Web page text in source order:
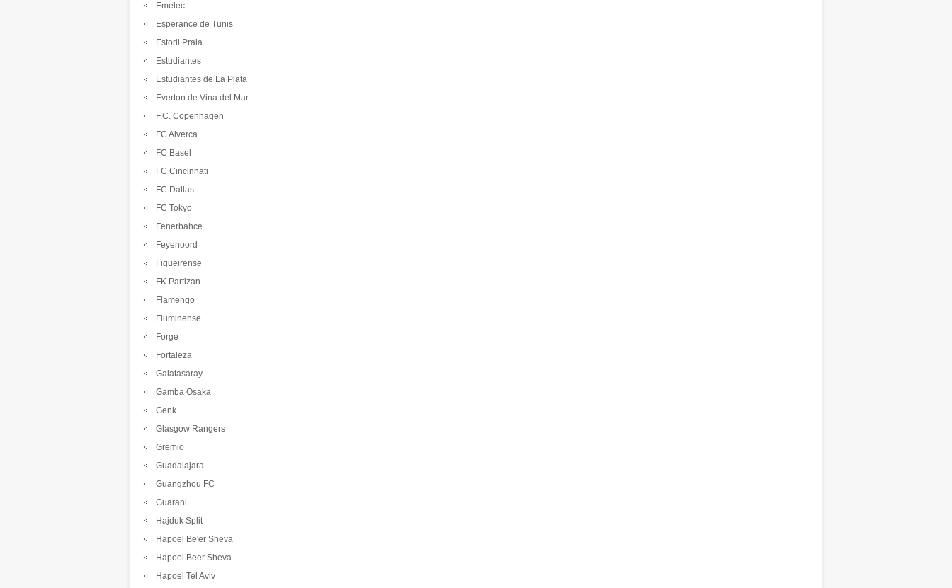
Emelec
Esperance de Tunis
Estoril Praia
Estudiantes
Estudiantes de La Plata
Everton de Vina del Mar
F.C. Copenhagen
FC Alverca
FC Basel
FC Cincinnati
FC Dallas
FC Tokyo
Fenerbahce
Feyenoord
Figueirense
FK Partizan
Flamengo
Fluminense
Forge
Fortaleza
Galatasaray
Gamba Osaka
Genk
Glasgow Rangers
Gremio
Guadalajara
Guangzhou FC
Guarani
Hajduk Split
Hapoel Be'er Sheva
Hapoel Beer Sheva
Hapoel Tel Aviv